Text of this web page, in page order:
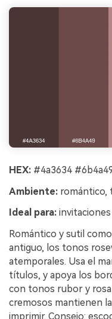
HEX: #4a3634
Ambiente: romántico,
Ideal para:
Romántico y sutil
antiguo, los tonos
atemporales. Usa el
títulos, y apoya los
con tonos rubor y
cremosos mantienen
imprimir. Consejo: